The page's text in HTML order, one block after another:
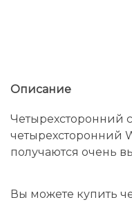
Описание
Четырехсторонний
четырехсторонний
получаются очень
Вы можете купить